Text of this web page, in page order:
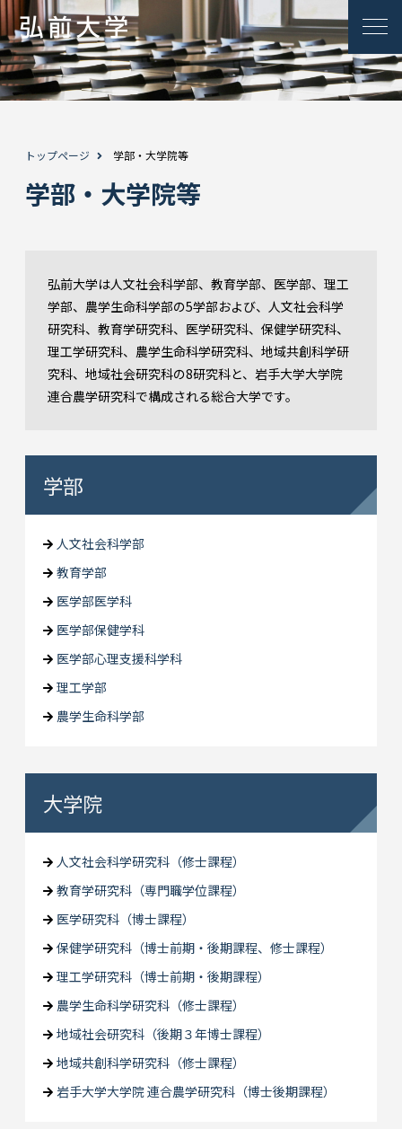
トップページ 学部・大学院等
学部・大学院等
弘前大学は人文社会科学部、教育学部、医学部、理工
学部、農学生命科学部の5学部および、人文社会科学
研究科、教育学研究科、医学研究科、保健学研究科、
理工学研究科、農学生命科学研究科、地域共創科学研
究科、地域社会研究科の8研究科と、岩手大学大学院
連合農学研究科で構成される総合大学です。
学部
人文社会科学部
教育学部
医学部医学科
医学部保健学科
医学部心理支援科学科
理工学部
農学生命科学部
大学院
人文社会科学研究科（修士課程）
教育学研究科（専門職学位課程）
医学研究科（博士課程）
保健学研究科（博士前期・後期課程、修士課程）
理工学研究科（博士前期・後期課程）
農学生命科学研究科（修士課程）
地域社会研究科（後期３年博士課程）
地域共創科学研究科（修士課程）
岩手大学大学院 連合農学研究科（博士後期課程）